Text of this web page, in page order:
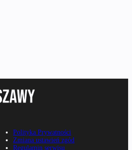
Polityka Prywatności
Zmiana ustawień zgód
Regulamin serwisu